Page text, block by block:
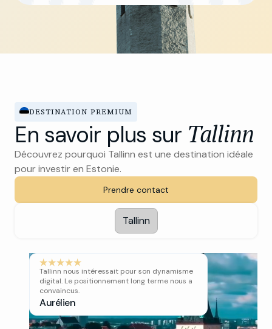
DESTINATION PREMIUM
En savoir plus sur Tallinn
Découvrez pourquoi Tallinn est une destination idéale
pour investir en Estonie.
Prendre contact
Tallinn
Tallinn nous intéressait pour son dynamisme
digital. Le positionnement long terme nous a
convaincus.
Aurélien